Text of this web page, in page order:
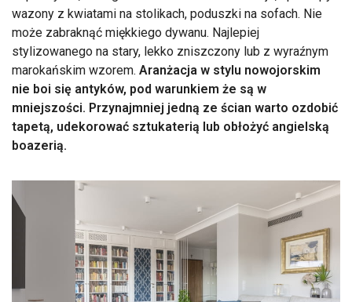
wazony z kwiatami na stolikach, poduszki na sofach. Nie
może zabraknąć miękkiego dywanu. Najlepiej
stylizowanego na stary, lekko zniszczony lub z wyraźnym
marokańskim wzorem. Aranżacja w stylu nowojorskim
nie boi się antyków, pod warunkiem że są w
mniejszości. Przynajmniej jedną ze ścian warto ozdobić
tapetą, udekorować sztukaterią lub obłożyć angielską
boazerią.